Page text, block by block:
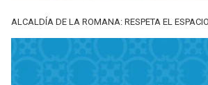
ALCALDÍA DE LA ROMANA: RESPETA EL